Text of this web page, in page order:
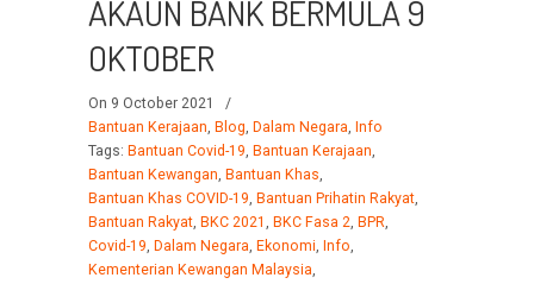
AKAUN BANK BERMULA 9
OKTOBER
On 9 October 2021
/
Bantuan Kerajaan, Blog, Dalam Negara, Info
Tags: Bantuan Covid-19, Bantuan Kerajaan,
Bantuan Kewangan, Bantuan Khas,
Bantuan Khas COVID-19, Bantuan Prihatin Rakyat,
Bantuan Rakyat, BKC 2021 , BKC Fasa 2, BPR,
Covid-19, Dalam Negara, Ekonomi, Info,
Kementerian Kewangan Malaysia,